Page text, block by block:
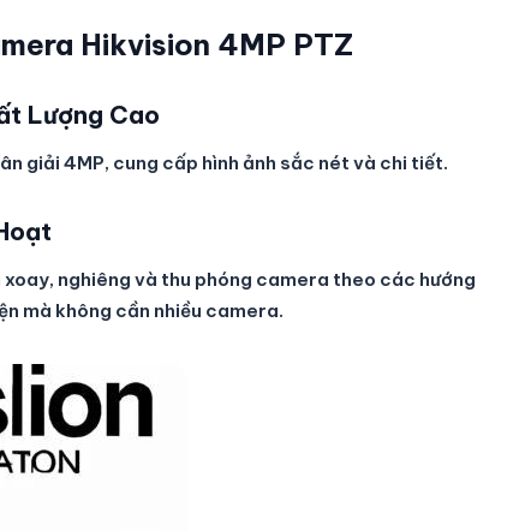
Hikvision 4MP PTZ
Lượng Cao
giải 4MP, cung cấp hình ảnh sắc nét và chi tiết.
nghiêng và thu phóng camera theo các hướng
mà không cần nhiều camera.